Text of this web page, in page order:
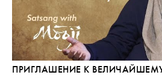
ПРИГЛАШЕНИЕ К